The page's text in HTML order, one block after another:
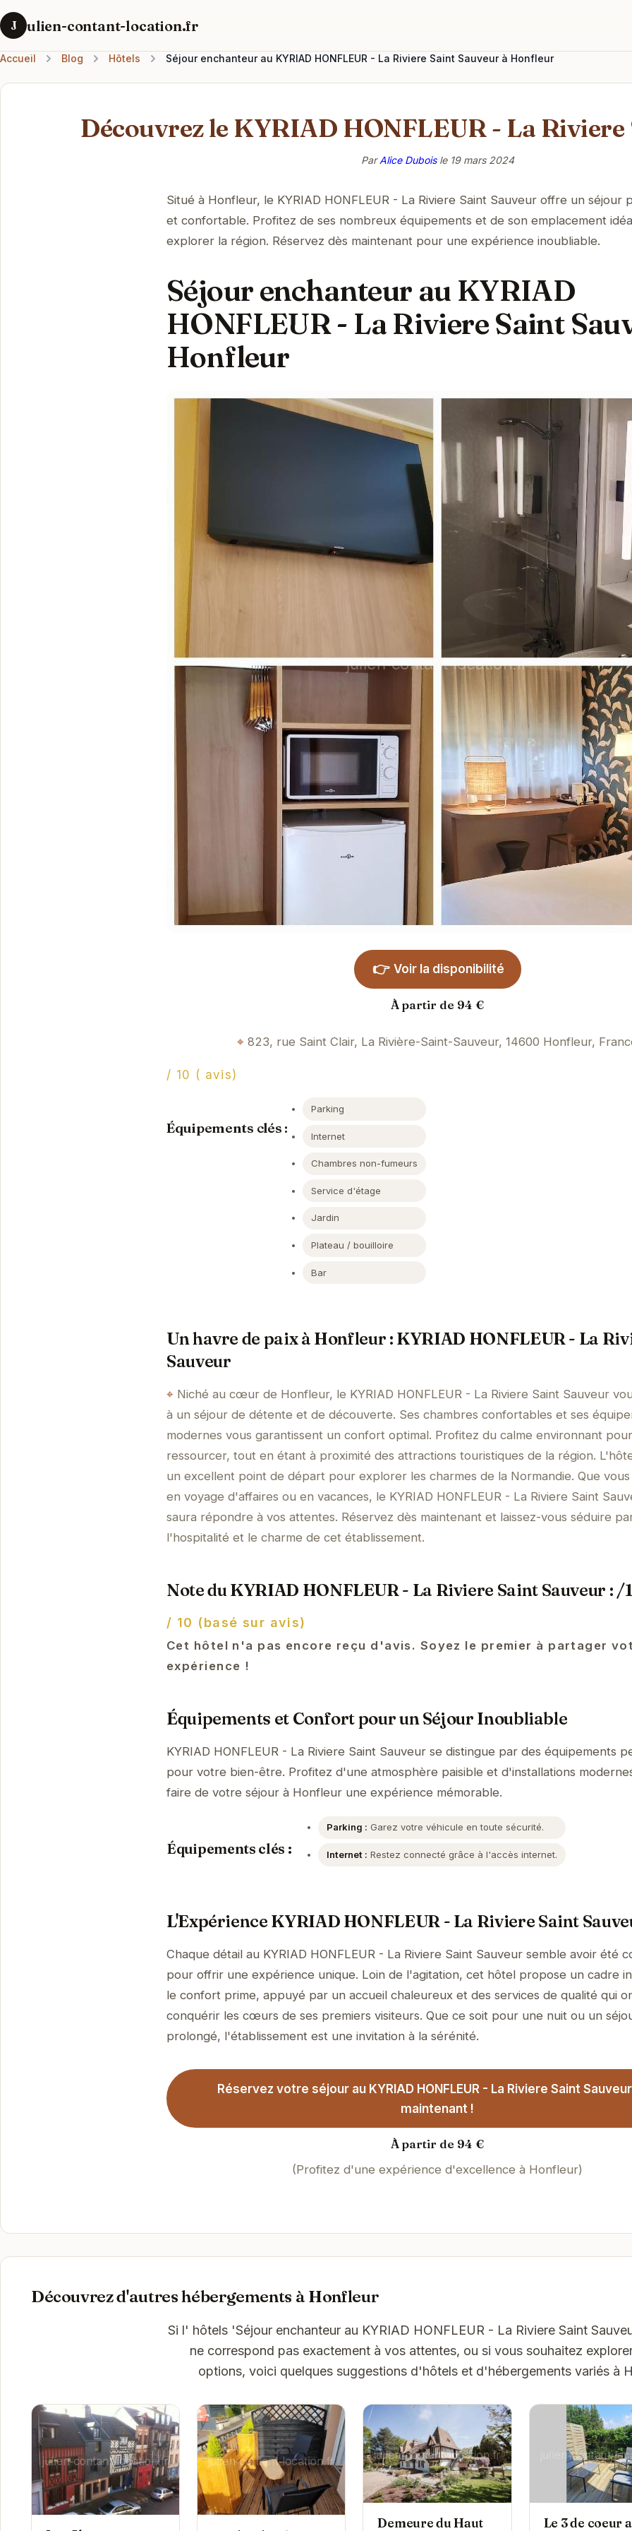
J ulien-contant-location.fr
Accueil Blog Hôtels Séjour enchanteur au KYRIAD HONFLEUR - La Riviere Saint Sauveur à Honfleur
Découvrez le KYRIAD HONFLEUR - La
ParAlice Duboisle 19 mars 2024
Situé à Honfleur, le KYRIAD HONFLEUR - La Riviere Saint Sauveur offre un séjour
et confortable. Profitez de ses nombreux équipements et de son emplacement
explorer la région. Réservez dès maintenant pour une expérience inoubliable.
Séjour enchanteur au KYRIAD
HONFLEUR - La Riviere Saint
Honfleur
👉 Voir la disponibilité
À partir de 94 €
823, rue Saint Clair, La Rivière-Saint-Sauveur, 14600 Honfleur,
/ 10 ( avis)
Équipements clés :
Parking
Internet
Chambres non-fumeurs
Service d'étage
Jardin
Plateau / bouilloire
Bar
Un havre de paix à Honfleur : KYRIAD HONFLEUR - La
Sauveur
Niché au cœur de Honfleur, le KYRIAD HONFLEUR - La Riviere Saint Sauveur
à un séjour de détente et de découverte. Ses chambres confortables et ses
modernes vous garantissent un confort optimal. Profitez du calme environnant
ressourcer, tout en étant à proximité des attractions touristiques de la région.
un excellent point de départ pour explorer les charmes de la Normandie. Que
en voyage d'affaires ou en vacances, le KYRIAD HONFLEUR - La Riviere Saint
saura répondre à vos attentes. Réservez dès maintenant et laissez-vous séduire
l'hospitalité et le charme de cet établissement.
Note du KYRIAD HONFLEUR - La Riviere Saint Sauveur : /
/ 10 (basé sur avis)
Cet hôtel n'a pas encore reçu d'avis. Soyez le premier à partager
expérience !
Équipements et Confort pour un Séjour Inoubliable
KYRIAD HONFLEUR - La Riviere Saint Sauveur se distingue par des équipements
pour votre bien-être. Profitez d'une atmosphère paisible et d'installations
faire de votre séjour à Honfleur une expérience mémorable.
Équipements clés :
Parking : Garez votre véhicule en toute sécurité.
Internet : Restez connecté grâce à l'accès internet.
L'Expérience KYRIAD HONFLEUR - La Riviere Saint
Chaque détail au KYRIAD HONFLEUR - La Riviere Saint Sauveur semble avoir été
pour offrir une expérience unique. Loin de l'agitation, cet hôtel propose un cadre
le confort prime, appuyé par un accueil chaleureux et des services de qualité qui
conquérir les cœurs de ses premiers visiteurs. Que ce soit pour une nuit ou un
prolongé, l'établissement est une invitation à la sérénité.
Réservez votre séjour au KYRIAD HONFLEUR - La Riviere Saint
maintenant !
À partir de 94 €
(Profitez d'une expérience d'excellence à Honfleur)
Découvrez d'autres hébergements à Honfleur
Si l' hôtels 'Séjour enchanteur au KYRIAD HONFLEUR - La Riviere Saint
ne correspond pas exactement à vos attentes, ou si vous souhaitez
options, voici quelques suggestions d'hôtels et d'hébergements variés à
Demeure du Haut Le 3 de coeur